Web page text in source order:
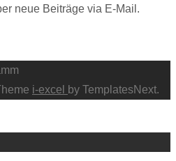
neue Beiträge via E-Mail.
i-excel by TemplatesNext.